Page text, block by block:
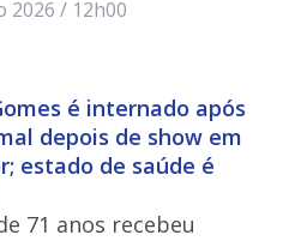
2026 / 12h00
é internado após
depois de show em
estado de saúde é
71 anos recebeu